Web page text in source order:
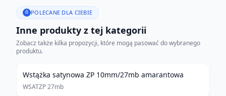
POLECANE DLA CIEBIE
Inne produkty z tej kategorii
Zobacz także kilka propozycji, które mogą pasować do wybranego
produktu.
Wstążka satynowa ZP 10mm/27mb amarantowa
WSATZP 27mb